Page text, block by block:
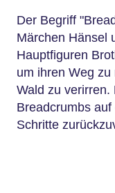
Der Begriff
Märchen Hänsel
Hauptfiguren
um ihren Weg
Wald zu verirren.
Breadcrumbs
Schritte